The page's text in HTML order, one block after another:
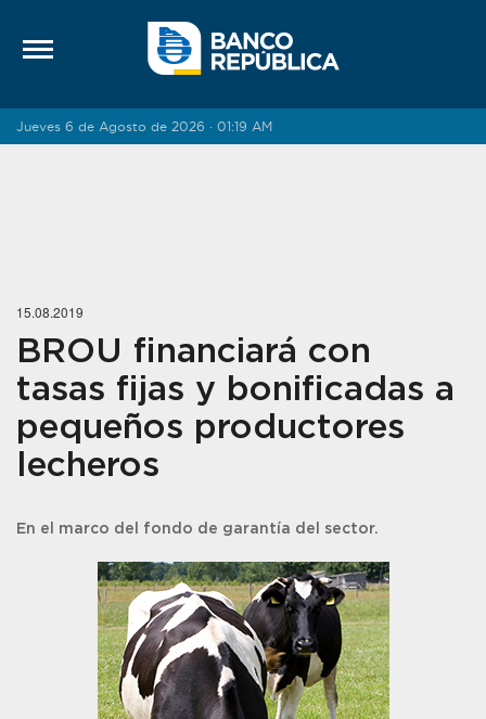
Jueves 6 de Agosto de 2026 · 01:19 AM
15.08.2019
BROU financiará con
tasas fijas y bonificadas a
pequeños productores
lecheros
En el marco del fondo de garantía del sector.